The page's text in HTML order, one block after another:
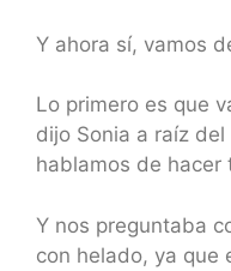
Y ahora sí, vamos
Lo primero es que
dijo Sonia a raíz
hablamos de hacer
Y nos preguntaba
con helado, ya que